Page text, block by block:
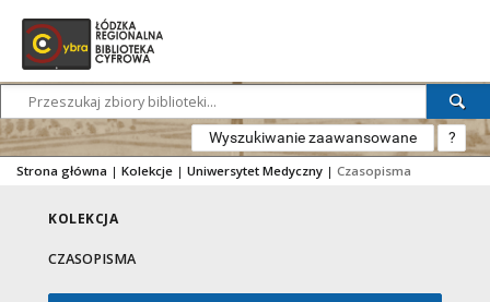
Wyszukiwanie zaawansowane ?
Strona główna | Kolekcje | Uniwersytet Medyczny | Czasopisma
KOLEKCJA
CZASOPISMA